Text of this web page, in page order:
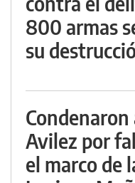
800 armas
su
Avilez por
el marco de